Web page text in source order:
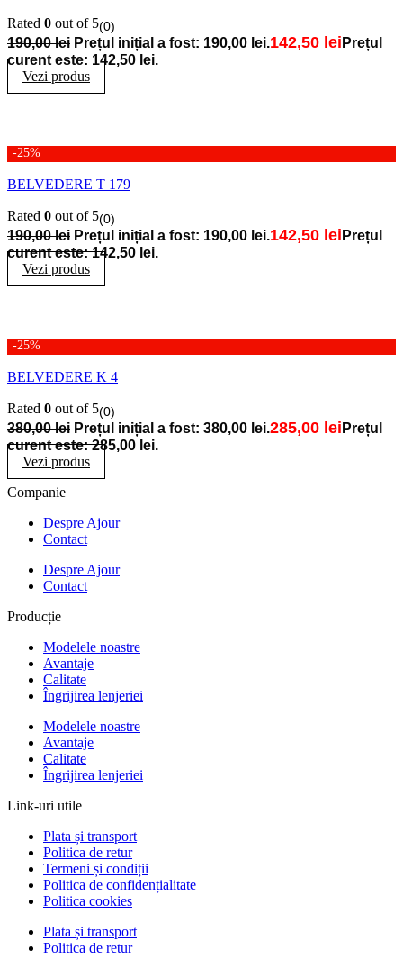
Rated 0 out of 5(0)
190,00lei Prețul inițial a fost: 190,00 lei.142,50 lei Prețul
curent este: 142,50 lei.
Vezi produs
-25%
BELVEDERE T 179
Rated 0 out of 5(0)
190,00lei Prețul inițial a fost: 190,00 lei.142,50 lei Prețul
curent este: 142,50 lei.
Vezi produs
-25%
BELVEDERE K 4
Rated 0 out of 5(0)
380,00lei Prețul inițial a fost: 380,00 lei.285,00 lei Prețul
curent este: 285,00 lei.
Vezi produs
Companie
Despre Ajour
Contact
Despre Ajour
Contact
Producție
Modelele noastre
Avantaje
Calitate
Îngrijirea lenjeriei
Modelele noastre
Avantaje
Calitate
Îngrijirea lenjeriei
Link-uri utile
Plata și transport
Politica de retur
Termeni și condiții
Politica de confidențialitate
Politica cookies
Plata și transport
Politica de retur